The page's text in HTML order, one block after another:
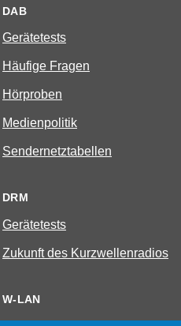
DAB
Gerätetests
Häufige Fragen
Hörproben
Medienpolitik
Sendernetztabellen
DRM
Gerätetests
Zukunft des Kurzwellenradios
W-LAN